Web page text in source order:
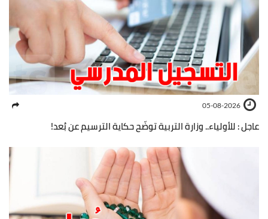
05-08-2026
عاجل : للأولياء.. وزارة التربية توضّح حكاية الترسيم عن بُعد!